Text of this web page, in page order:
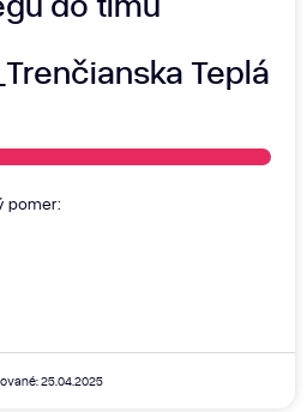
Teplá
pomer:
25.04.2025